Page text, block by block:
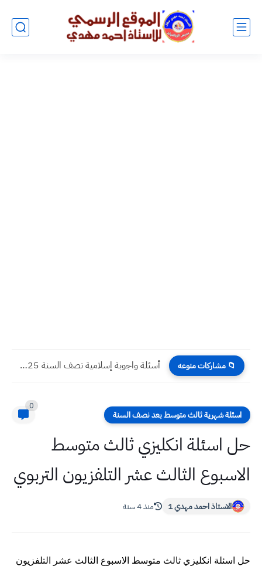
📁 مشاركات منوعه أسئلة واجوبة إسلامية نصف السنة 2025 سادس علمي
اسئلة شهرية ثالث متوسط بعد نصف السنة
0
حل اسئلة انكليزي ثالث متوسط
الاسبوع الثالث عشر التلفزيون التربوي
الاستاذ احمد مهدي 1 منذ 4 سنة
حل اسئلة انكليزي ثالث متوسط الاسبوع الثالث عشر التلفزيون